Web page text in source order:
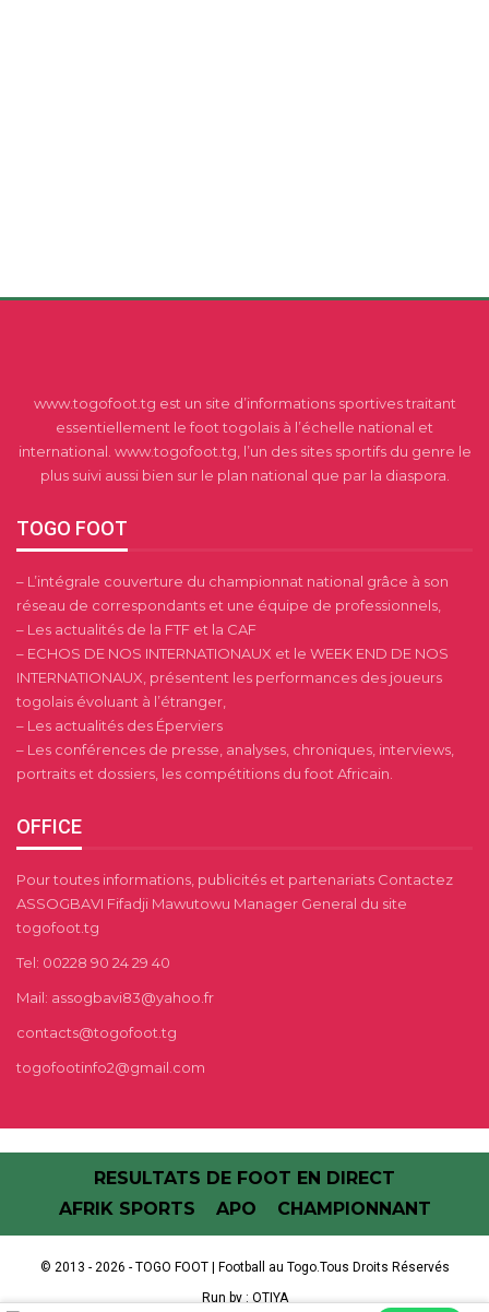
www.togofoot.tg est un site d’informations sportives traitant
essentiellement le foot togolais à l’échelle national et
international. www.togofoot.tg, l’un des sites sportifs du genre le
plus suivi aussi bien sur le plan national que par la diaspora.
TOGO FOOT
– L’intégrale couverture du championnat national grâce à son
réseau de correspondants et une équipe de professionnels,
– Les actualités de la FTF et la CAF
– ECHOS DE NOS INTERNATIONAUX et le WEEK END DE NOS
INTERNATIONAUX, présentent les performances des joueurs
togolais évoluant à l’étranger,
– Les actualités des Éperviers
– Les conférences de presse, analyses, chroniques, interviews,
portraits et dossiers, les compétitions du foot Africain.
OFFICE
Pour toutes informations, publicités et partenariats Contactez
ASSOGBAVI Fifadji Mawutowu Manager General du site
togofoot.tg
Tel: 00228 90 24 29 40
Mail: assogbavi83@yahoo.fr
contacts@togofoot.tg
togofootinfo2@gmail.com
RESULTATS DE FOOT EN DIRECT
AFRIK SPORTS
APO CHAMPIONNANT
© 2013 - 2026 - TOGO FOOT | Football au Togo.Tous Droits Réservés
Run by : OTIYA